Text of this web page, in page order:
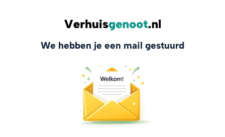
We hebben je een mail gestuurd